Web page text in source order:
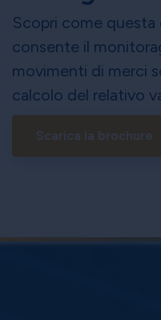
Scopri come
consente il
movimenti di merci
calcolo del relativo
Scarica la brochure